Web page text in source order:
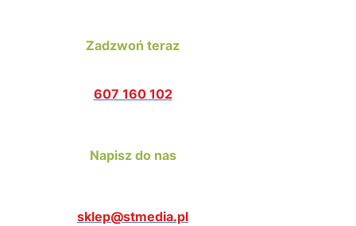
Zadzwoń teraz
607 160 102
Napisz do nas
sklep@stmedia.pl